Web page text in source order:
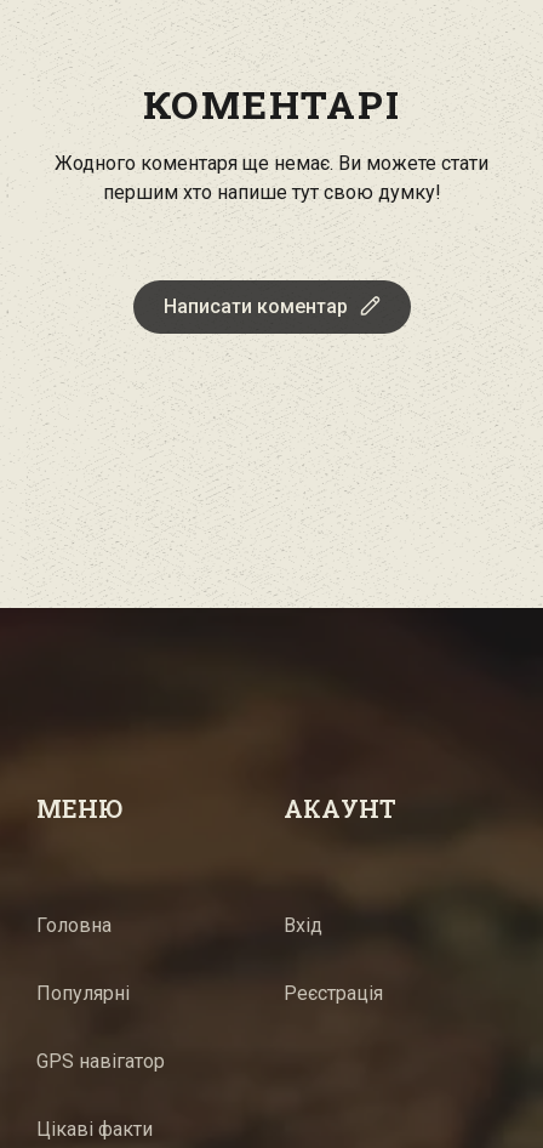
КОМЕНТАРІ
Жодного коментаря ще немає. Ви можете стати
першим хто напише тут свою думку!
Написати коментар
МЕНЮ
Головна
Популярні
GPS навігатор
Цікаві факти
АКАУНТ
Вхід
Реєстрація